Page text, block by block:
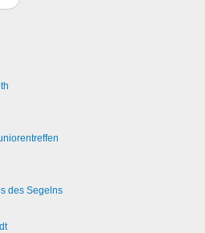
des Segelns